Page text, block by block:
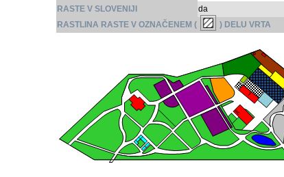
RASTE V SLOVENIJI
da
RASTLINA RASTE V OZNAČENEM (
) DELU VRTA